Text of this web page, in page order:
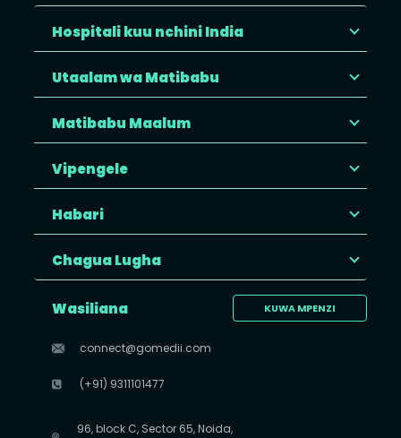
Hospitali kuu nchini India
Utaalam wa Matibabu
Matibabu Maalum
Vipengele
Habari
Chagua Lugha
KUWA MPENZI
Wasiliana
connect@gomedii.com
(+91) 9311101477
96, block C, Sector 65, Noida,